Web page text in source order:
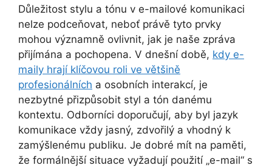
Důležitost stylu a tónu v e-mailové komunikaci
nelze podceňovat, neboť právě tyto prvky
mohou významně ovlivnit, jak je naše zpráva
přijímána a pochopena. V dnešní době, kdy e-
maily hrají klíčovou roli ve většině
profesionálních a osobních interakcí, je
nezbytné přizpůsobit styl a tón danému
kontextu. Odborníci doporučují, aby byl jazyk
komunikace vždy jasný, zdvořilý a vhodný k
zamýšlenému publiku. Je dobré mít na paměti,
že formálnější situace vyžadují použití „e-mail“ s